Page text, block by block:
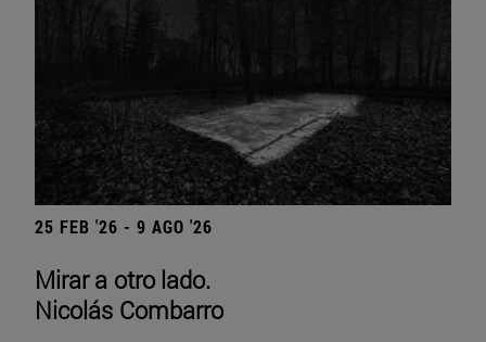
25 FEB '26 - 9 AGO '26
Mirar a otro lado.
Nicolás Combarro